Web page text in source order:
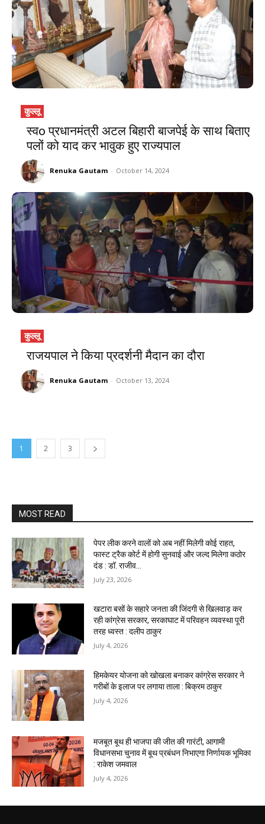
कुल्लू
स्वo प्रधानमंत्री अटल बिहारी बाजपेई के साथ बिताए
पलों को याद कर भावुक हुए राज्यपाल
Renuka Gautam - October 14, 2024
कुल्लू
राजयपाल ने किया प्रदर्शनी मैदान का दौरा
Renuka Gautam - October 13, 2024
1 2 3
MOST READ
पेपर लीक करने वालों को अब नहीं मिलेगी कोई राहत,
फास्ट ट्रैक कोर्ट में होगी सुनवाई और जल्द मिलेगा कठोर
दंड : डॉ. राजीव...
July 23, 2026
खटारा बसों के सहारे जनता की जिंदगी से खिलवाड़ कर
रही कांग्रेस सरकार, सरकाघाट में परिवहन व्यवस्था पूरी
तरह ध्वस्त : दलीप ठाकुर
July 4, 2026
हिमकेयर योजना को खोखला बनाकर कांग्रेस सरकार ने
गरीबों के इलाज पर लगाया ताला : बिक्रम ठाकुर
July 4, 2026
मजबूत बूथ ही भाजपा की जीत की गारंटी, आगामी
विधानसभा चुनाव में बूथ प्रबंधन निभाएगा निर्णायक भूमिका
: राकेश जमवाल
July 4, 2026